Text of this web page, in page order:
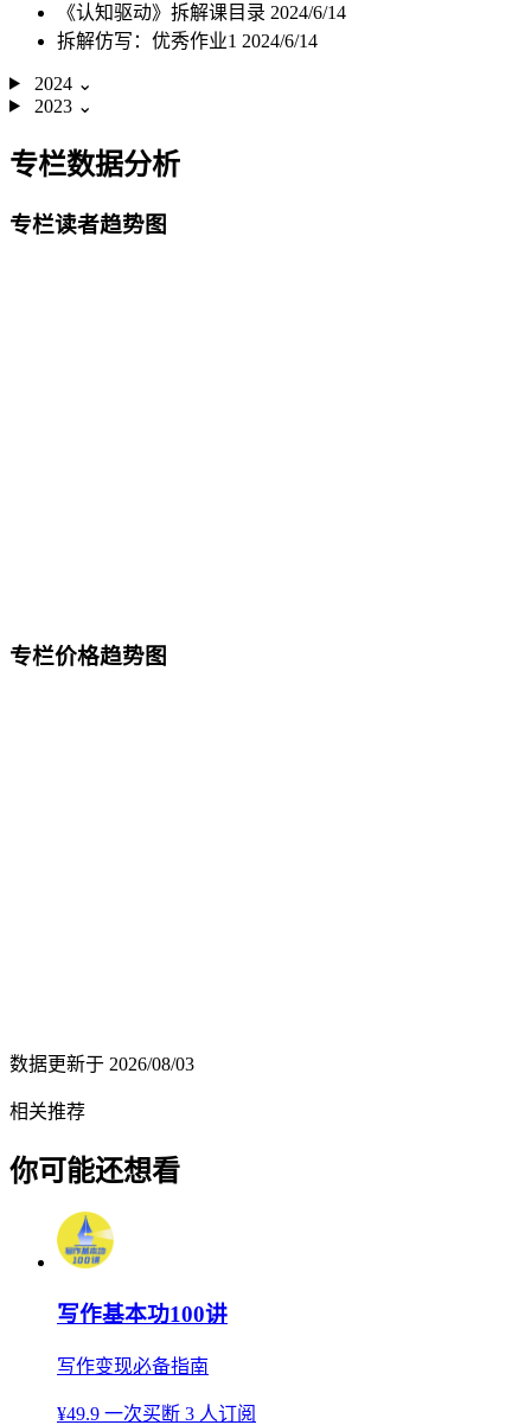
《认知驱动》拆解课目录 2024/6/14
拆解仿写：优秀作业1 2024/6/14
2024 ⌄
2023 ⌄
专栏数据分析
专栏读者趋势图
专栏价格趋势图
数据更新于 2026/08/03
相关推荐
你可能还想看
写作基本功100讲
写作变现必备指南
¥49.9 一次买断 3 人订阅